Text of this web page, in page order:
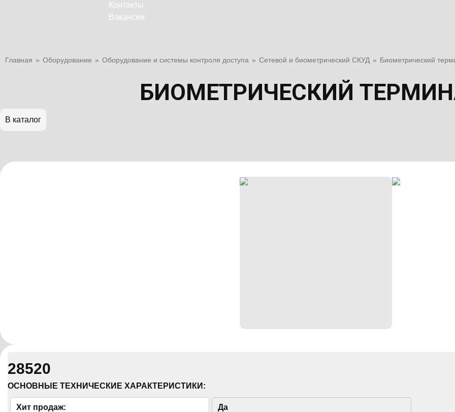
Контакты
Вакансии
Главная » Оборудование » Оборудование и системы контроля доступа » Сетевой и биометрический СКУД » Биометрический
БИОМЕТРИЧЕСКИЙ
В каталог
28520
ОСНОВНЫЕ ТЕХНИЧЕСКИЕ ХАРАКТЕРИСТИКИ:
Хит продаж: Да